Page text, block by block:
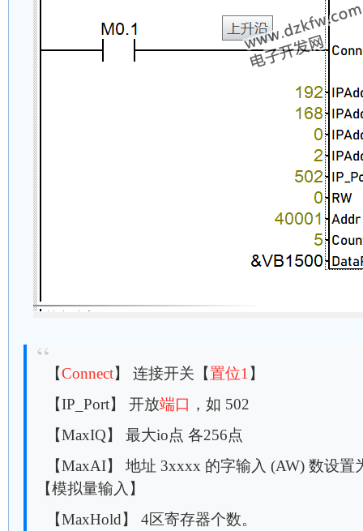
【Connect】 连接开关【置位1 】
【IP_Port】 开放端口 ，如 502
【MaxIQ】 最大io点 各256点
【MaxAI】 地址 3xxxx 的字输入 (AW) 数设
【模拟量输入】
【MaxHold】 4区寄存器个数。